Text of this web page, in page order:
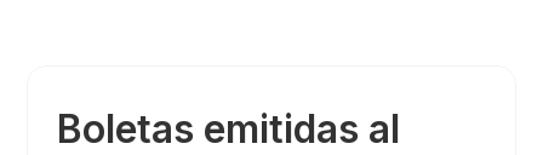
Boletas emitidas al